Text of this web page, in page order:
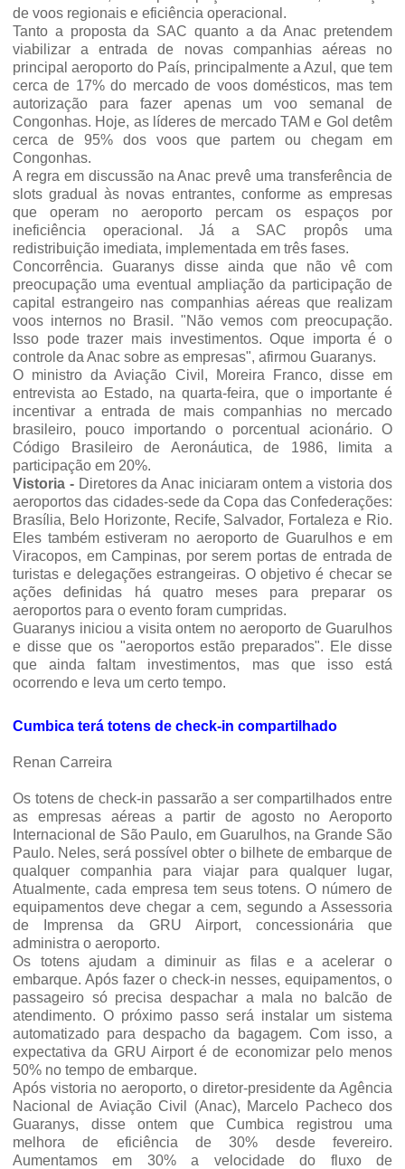
de voos regionais e eficiência operacional.
Tanto a proposta da SAC quanto a da Anac pretendem
viabilizar a entrada de novas companhias aéreas no
principal aeroporto do País, principalmente a Azul, que tem
cerca de 17% do mercado de voos domésticos, mas tem
autorização para fazer apenas um voo semanal de
Congonhas. Hoje, as líderes de mercado TAM e Gol detêm
cerca de 95% dos voos que partem ou chegam em
Congonhas.
A regra em discussão na Anac prevê uma transferência de
slots gradual às novas entrantes, conforme as empresas
que operam no aeroporto percam os espaços por
ineficiência operacional. Já a SAC propôs uma
redistribuição imediata, implementada em três fases.
Concorrência. Guaranys disse ainda que não vê com
preocupação uma eventual ampliação da participação de
capital estrangeiro nas companhias aéreas que realizam
voos internos no Brasil. "Não vemos com preocupação.
Isso pode trazer mais investimentos. Oque importa é o
controle da Anac sobre as empresas", afirmou Guaranys.
O ministro da Aviação Civil, Moreira Franco, disse em
entrevista ao Estado, na quarta-feira, que o importante é
incentivar a entrada de mais companhias no mercado
brasileiro, pouco importando o porcentual acionário. O
Código Brasileiro de Aeronáutica, de 1986, limita a
participação em 20%.
Vistoria - Diretores da Anac iniciaram ontem a vistoria dos
aeroportos das cidades-sede da Copa das Confederações:
Brasília, Belo Horizonte, Recife, Salvador, Fortaleza e Rio.
Eles também estiveram no aeroporto de Guarulhos e em
Viracopos, em Campinas, por serem portas de entrada de
turistas e delegações estrangeiras. O objetivo é checar se
ações definidas há quatro meses para preparar os
aeroportos para o evento foram cumpridas.
Guaranys iniciou a visita ontem no aeroporto de Guarulhos
e disse que os "aeroportos estão preparados". Ele disse
que ainda faltam investimentos, mas que isso está
ocorrendo e leva um certo tempo.
Cumbica terá totens de check-in compartilhado
Renan Carreira
Os totens de check-in passarão a ser compartilhados entre
as empresas aéreas a partir de agosto no Aeroporto
Internacional de São Paulo, em Guarulhos, na Grande São
Paulo. Neles, será possível obter o bilhete de embarque de
qualquer companhia para viajar para qualquer lugar,
Atualmente, cada empresa tem seus totens. O número de
equipamentos deve chegar a cem, segundo a Assessoria
de Imprensa da GRU Airport, concessionária que
administra o aeroporto.
Os totens ajudam a diminuir as filas e a acelerar o
embarque. Após fazer o check-in nesses, equipamentos, o
passageiro só precisa despachar a mala no balcão de
atendimento. O próximo passo será instalar um sistema
automatizado para despacho da bagagem. Com isso, a
expectativa da GRU Airport é de economizar pelo menos
50% no tempo de embarque.
Após vistoria no aeroporto, o diretor-presidente da Agência
Nacional de Aviação Civil (Anac), Marcelo Pacheco dos
Guaranys, disse ontem que Cumbica registrou uma
melhora de eficiência de 30% desde fevereiro.
Aumentamos em 30% a velocidade do fluxo de